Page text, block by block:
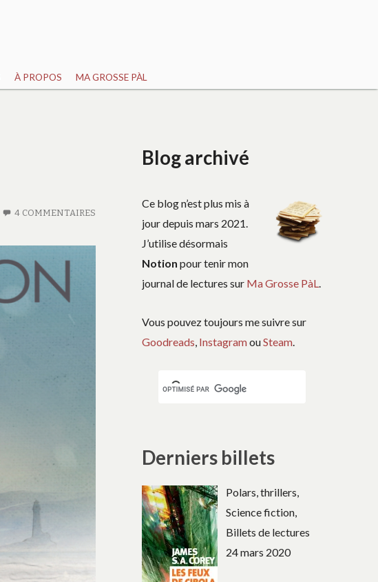
À PROPOS MA GROSSE PÀL
4 COMMENTAIRES
Blog archivé
Ce blog n’est plus mis à
jour depuis mars 2021.
J’utilise désormais
Notion pour tenir mon
journal de lectures sur Ma Grosse PàL.
Vous pouvez toujours me suivre sur
Goodreads, InstagramouSteam.
Derniers billets
Polars, thrillers,
Science fiction,
Billets de lectures
24 mars 2020